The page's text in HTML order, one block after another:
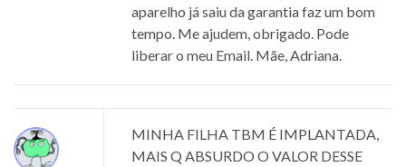
aparelho já saiu da garantia faz um bom
tempo. Me ajudem, obrigado. Pode
liberar o meu Email. Mãe, Adriana.
MINHA FILHA TBM É IMPLANTADA,
MAIS Q ABSURDO O VALOR DESSE